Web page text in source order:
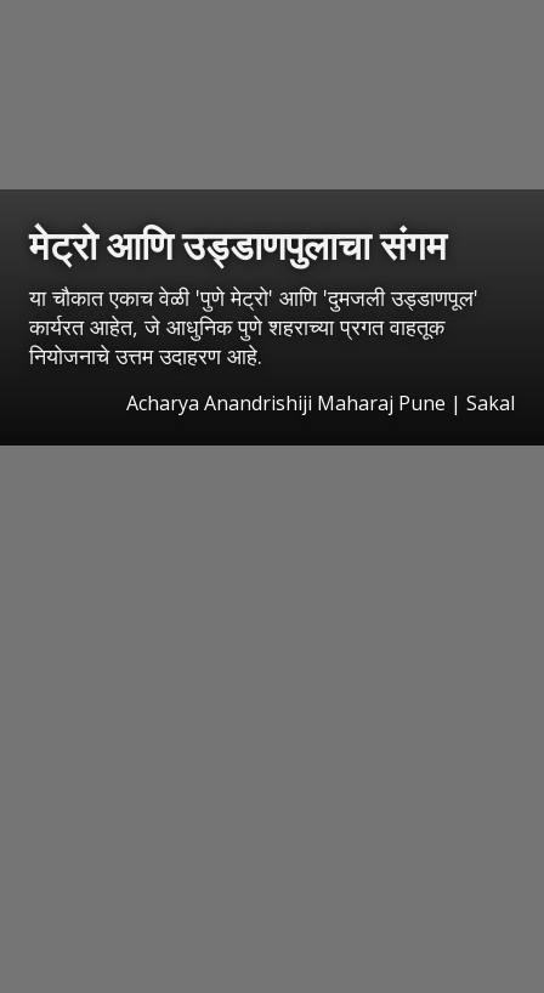
मेट्रो आणि उड्डाणपुलाचा संगम
या चौकात एकाच वेळी 'पुणे मेट्रो' आणि 'दुमजली उड्डाणपूल'
कार्यरत आहेत, जे आधुनिक पुणे शहराच्या प्रगत वाहतूक
नियोजनाचे उत्तम उदाहरण आहे.
Acharya Anandrishiji Maharaj Pune | Sakal